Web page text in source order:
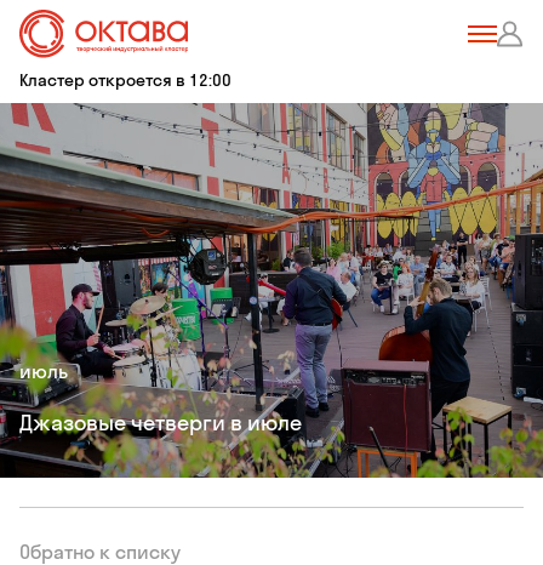
Кластер откроется в 12:00
июль
Джазовые четверги в июле
Обратно к списку